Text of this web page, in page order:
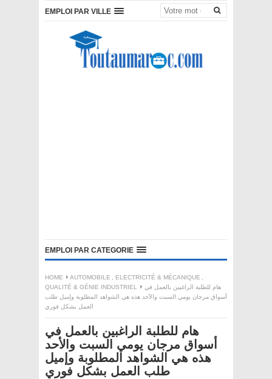
EMPLOI PAR VILLE
EMPLOI PAR CATEGORIE
HOME AUTOMOBILE , ELECTRICITÉ & MÉCANIQUE ,
QUALITÉ & GÉNIE INDUSTRIEL
هام للطلبة الراغبين بالعمل في
أسواق مرجان يومي السبت والأحد هذه هي الشواهد المطلوبة وإميل طلب
العمل بشكل فوري
هام للطلبة الراغبين بالعمل في
أسواق مرجان يومي السبت والأحد
هذه هي الشواهد المطلوبة وإميل
طلب العمل بشكل فوري